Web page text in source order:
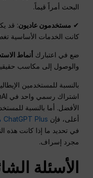
البحث أمراً قيماً.
✔ مستخدمون عاديون: قد
كانت الخدمات الأساسية
ضع في اعتبارك أنماط
والوصول إلى مكاسب
بالنسبة للمستخدمين
أعلى، فإن ChatGPT Plus مقابل Pro
في تحديد ما إذا كانت هذه
مجرد إسراف.
الأسئلة